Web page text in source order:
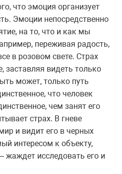
что эмоция организует
Эмоции непосредственно
на то, что и как мы
переживая радость,
в розовом свете. Страх
заставляя видеть только
может, только путь
что человек
чем занят его
страх. В гневе
и видит его в черных
интересом к объекту,
жаждет исследовать его и